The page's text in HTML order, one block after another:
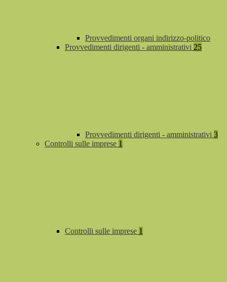
Provvedimenti organi indirizzo-politico
Provvedimenti dirigenti - amministrativi 25
Provvedimenti dirigenti - amministrativi 3
Controlli sulle imprese 1
Controlli sulle imprese 1